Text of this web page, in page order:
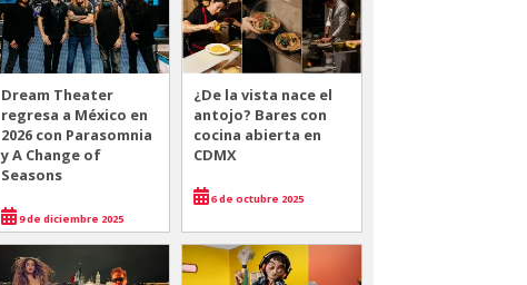
Dream Theater
regresa a México en
2026 con Parasomnia
y A Change of
Seasons
9 de diciembre 2025
¿De la vista nace el
antojo? Bares con
cocina abierta en
CDMX
6 de octubre 2025